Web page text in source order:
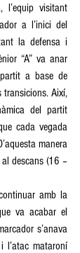
l’equip visitant
a l’inici del
la defensa i
“A” va anar
a base de
transicions. Així,
del partit
cada vegada
manera
descans (16 –
amb la
va acabar el
s’anava
l’atac mataroní